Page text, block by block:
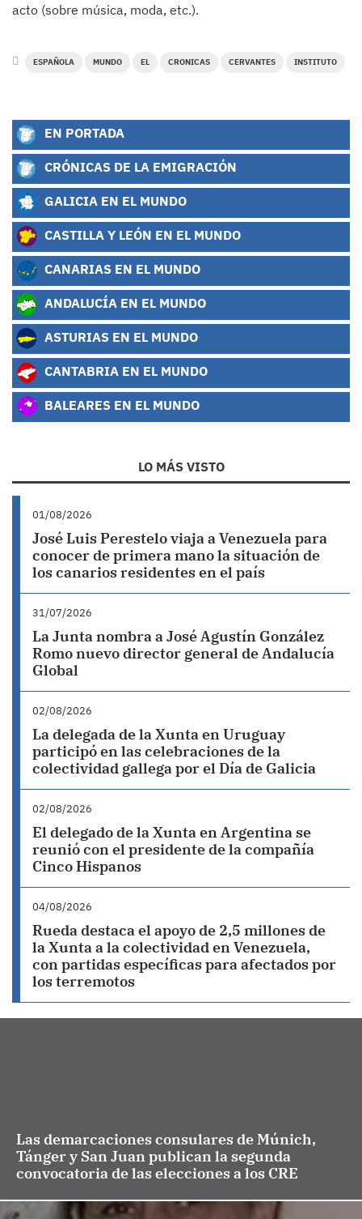
acto (sobre música, moda, etc.).
ESPAÑOLA MUNDO EL CRONICAS CERVANTES INSTITUTO
EN PORTADA
CRÓNICAS DE LA EMIGRACIÓN
GALICIA EN EL MUNDO
CASTILLA Y LEÓN EN EL MUNDO
CANARIAS EN EL MUNDO
ANDALUCÍA EN EL MUNDO
ASTURIAS EN EL MUNDO
CANTABRIA EN EL MUNDO
BALEARES EN EL MUNDO
LO MÁS VISTO
01/08/2026
José Luis Perestelo viaja a Venezuela para
conocer de primera mano la situación de
los canarios residentes en el país
31/07/2026
La Junta nombra a José Agustín González
Romo nuevo director general de Andalucía
Global
02/08/2026
La delegada de la Xunta en Uruguay
participó en las celebraciones de la
colectividad gallega por el Día de Galicia
02/08/2026
El delegado de la Xunta en Argentina se
reunió con el presidente de la compañía
Cinco Hispanos
04/08/2026
Rueda destaca el apoyo de 2,5 millones de
la Xunta a la colectividad en Venezuela,
con partidas específicas para afectados por
los terremotos
Las demarcaciones consulares de Múnich,
Tánger y San Juan publican la segunda
convocatoria de las elecciones a los CRE